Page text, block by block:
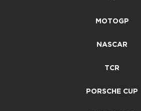
MOTOGP
NASCAR
TCR
PORSCHE CUP